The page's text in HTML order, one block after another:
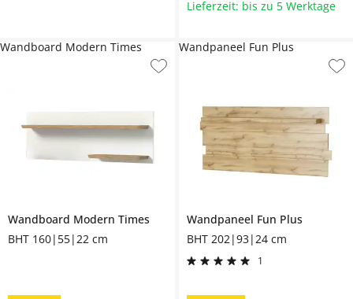
Lieferzeit: bis zu 5 Werktage
Wandboard Modern Times
BHT 160|55|22 cm
Wandboard Modern Times
Wandpaneel Fun Plus
BHT 202|93|24 cm
1
Wandpaneel Fun Plus